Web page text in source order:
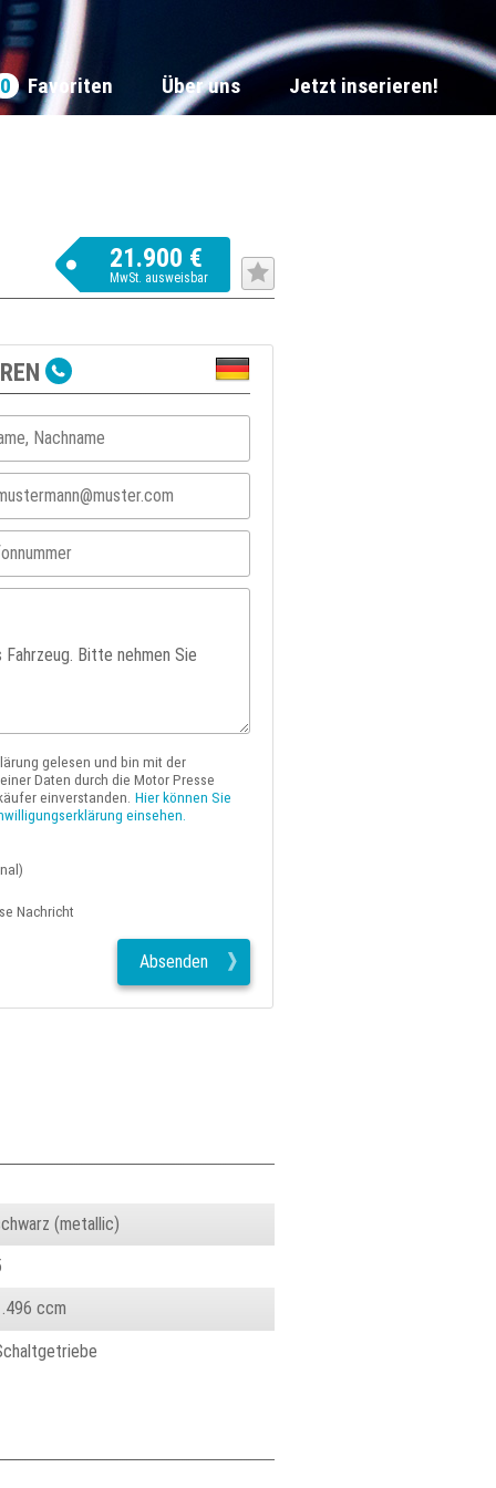
0 Favoriten Über uns Jetzt inserieren!
21.900 €
MwSt. ausweisbar
gelesen und bin mit der
Daten durch die Motor Presse
einverstanden. Hier können Sie
einsehen.
Nachricht
Absenden
(metallic)
ccm